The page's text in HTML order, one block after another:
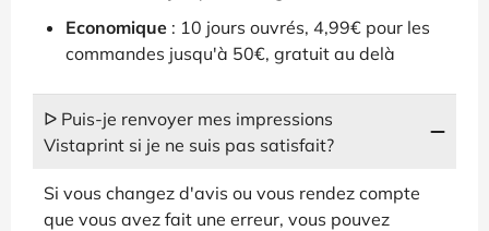
Economique : 10 jours ouvrés, 4,99€ pour les
commandes jusqu'à 50€, gratuit au delà
ᐅ Puis-je renvoyer mes impressions
Vistaprint si je ne suis pas satisfait?
Si vous changez d'avis ou vous rendez compte
que vous avez fait une erreur, vous pouvez